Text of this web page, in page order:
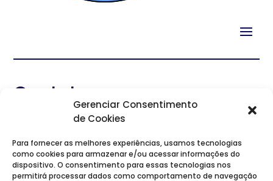
Gerenciar Consentimento
de Cookies
Para fornecer as melhores experiências, usamos tecnologias
como cookies para armazenar e/ou acessar informações do
dispositivo. O consentimento para essas tecnologias nos
permitirá processar dados como comportamento de navegação
Contato
Telefones: (11) 2621-6731 (WhatsApp) • (11) 2254-0978
E-mails:mercony@acomartins.com.br|
merconyacomartins@gmail.com